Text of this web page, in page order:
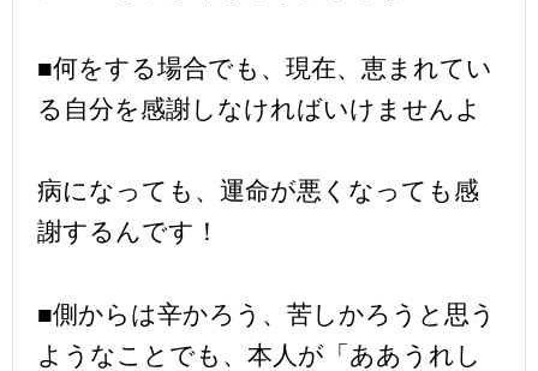
■何をする場合でも、現在、恵まれてい
る自分を感謝しなければいけませんよ
病になっても、運命が悪くなっても感
謝するんです！
■側からは辛かろう、苦しかろうと思う
ようなことでも、本人が「ああうれし